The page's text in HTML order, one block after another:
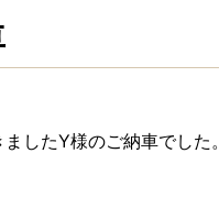
したY様のご納車でした。